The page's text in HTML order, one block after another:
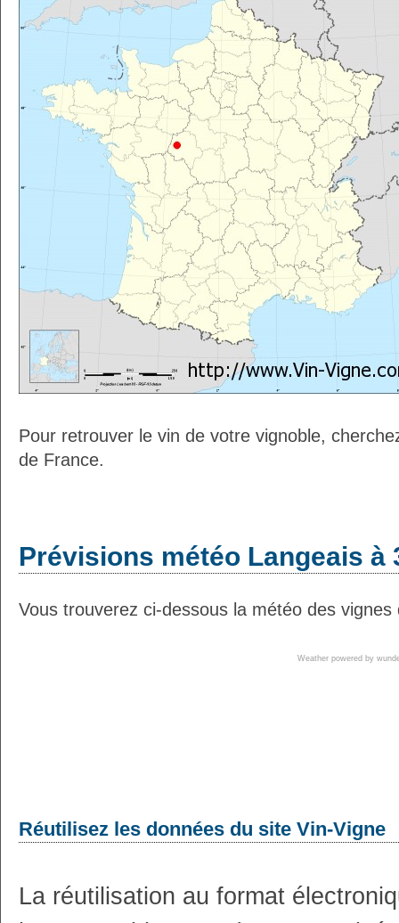
Pour retrouver le vin de votre vignoble,
de France.
Prévisions météo Langeais à
Vous trouverez ci-dessous la météo des
Weather powered by
Réutilisez les données du site Vin-Vigne
La réutilisation au format